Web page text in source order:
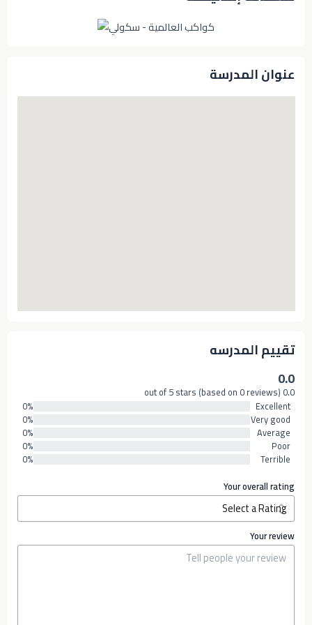
عنوان المدرسة
تقييم المدرسه
0.0
0.0 out of 5 stars (based on 0 reviews)
Excellent
0%
Very good
0%
Average
0%
Poor
0%
Terrible
0%
Your overall rating
Your review